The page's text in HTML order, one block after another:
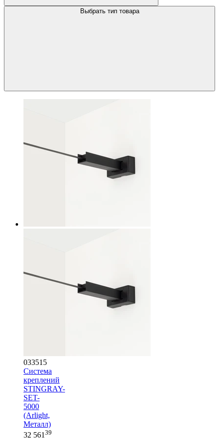
Выбрать тип товара
033515
Система
креплений
STINGRAY-
SET-
5000
(Arlight,
Металл)
32 561 39